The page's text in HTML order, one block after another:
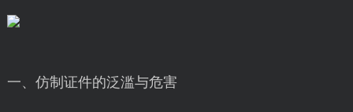
一、仿制证件的泛滥与危害